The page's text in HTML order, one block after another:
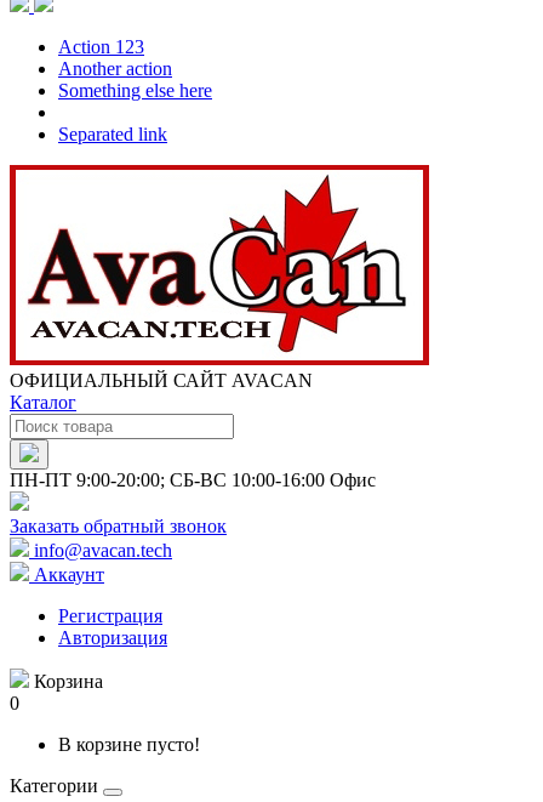
Action 123
Another action
Something else here
Separated link
ОФИЦИАЛЬНЫЙ САЙТ AVACAN
Каталог
ПН-ПТ 9:00-20:00; СБ-ВС 10:00-16:00 Офис
Заказать обратный звонок
info@avacan.tech
Аккаунт
Регистрация
Авторизация
Корзина
0
В корзине пусто!
Категории